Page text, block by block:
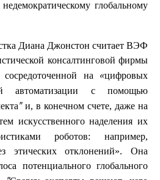
глобальному
Диана Джонстон считает ВЭФ
консалтинговой фирмы
на «цифровых
автоматизации с помощью
и, в конечном счете, даже на
искусственного наделения их
роботов: например,
этических отклонений». Она
потенциального глобального